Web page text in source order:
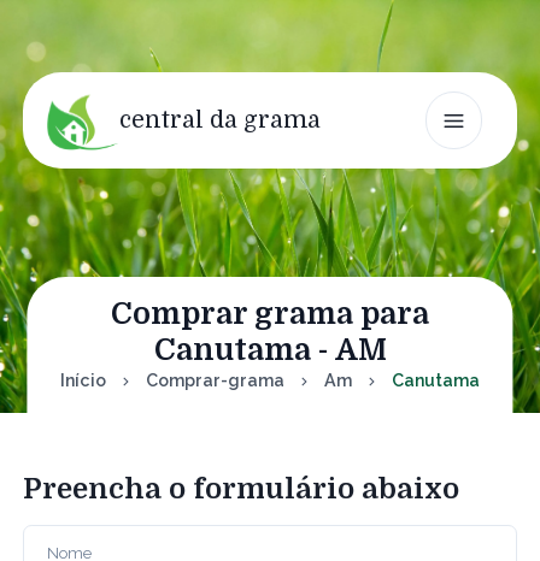
central da grama
Comprar grama para
Canutama - AM
Início Comprar-grama Am Canutama
Preencha o formulário abaixo